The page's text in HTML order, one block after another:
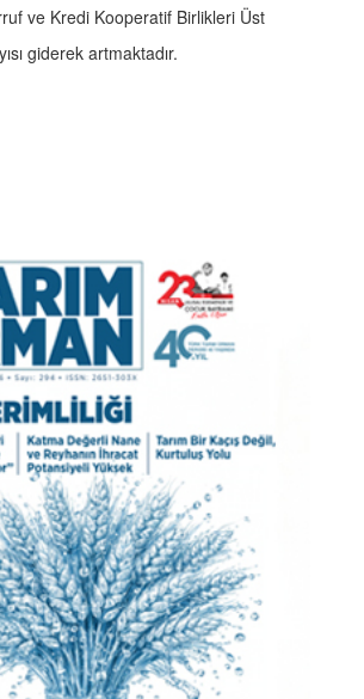
ve Kredi Kooperatif Birlikleri Üst
giderek artmaktadır.